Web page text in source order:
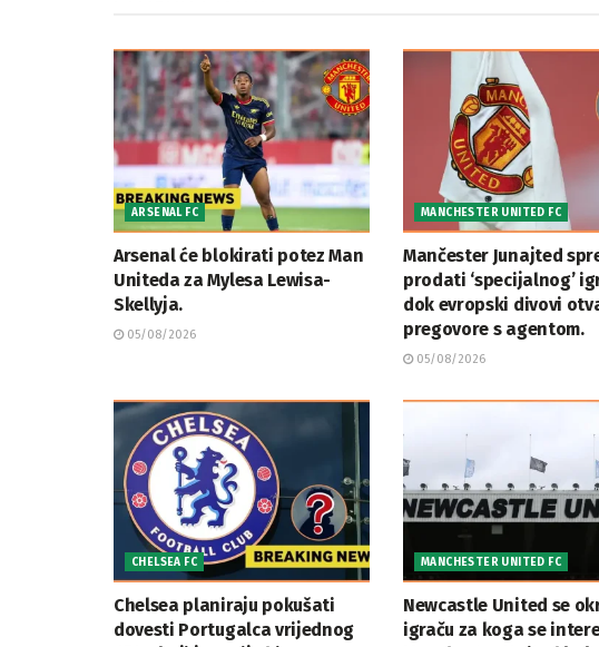
ARSENAL FC
Arsenal će blokirati potez Man
Uniteda za Mylesa Lewisa-
Skellyja.
05/08/2026
MANCHESTER UNITED FC
Mančester Junajted
prodati ‘specijalnog’
dok evropski divovi
pregovore s agentom.
05/08/2026
CHELSEA FC
Chelsea planiraju pokušati
dovesti Portugalca vrijednog
MANCHESTER UNITED FC
Newcastle United se
igraču za koga se